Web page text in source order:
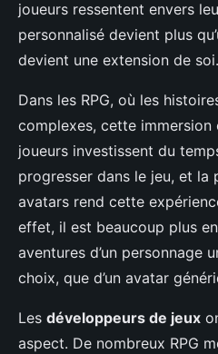
joueurs ressentent envers
personnalisé devient plus
devient une extension de soi.
Dans les RPG, où les
complexes, cette immersion
joueurs investissent du
progresser dans le jeu, et la
avatars rend cette
effet, il est beaucoup plus
aventures d’un personnage
choix, que d’un avatar
Les développeurs de jeux
aspect. De nombreux RPG